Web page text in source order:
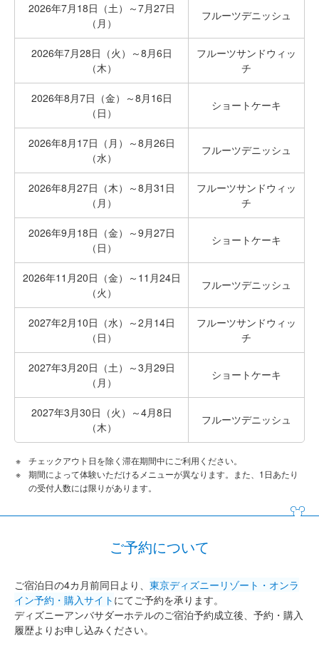
2026年7月18日（土）～7月27日
（月）
フルーツデニッシュ
2026年7月28日（火）～8月6日
（木）
フルーツサンドウィッ
チ
2026年8月7日（金）～8月16日
（日）
ショートケーキ
2026年8月17日（月）～8月26日
（水）
フルーツデニッシュ
2026年8月27日（木）～8月31日
（月）
フルーツサンドウィッ
チ
2026年9月18日（金）～9月27日
（日）
ショートケーキ
2026年11月20日（金）～11月24日
（火）
フルーツデニッシュ
2027年2月10日（水）～2月14日
（日）
フルーツサンドウィッ
チ
2027年3月20日（土）～3月29日
（月）
ショートケーキ
2027年3月30日（火）～4月8日
（木）
フルーツデニッシュ
チェックアウト日を除く滞在期間中にご利用ください。
期間によって体験いただけるメニューが異なります。また、1日あたり
の受付人数には限りがあります。
ご予約について
ご宿泊日の4カ月前同日より、 東京ディズニーリゾート・オンラ
イン予約・購入サイト にてご予約を承ります。
ディズニーアンバサダーホテルのご宿泊予約成立後、予約・購入
履歴よりお申し込みください。